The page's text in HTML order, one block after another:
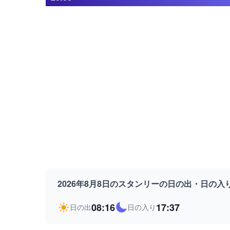
2026年8月8日のスタンリーの日の出・日の入
日の出08:16 日の入り 17:37